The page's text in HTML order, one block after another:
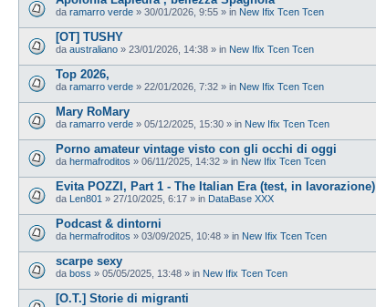
da ramarro verde » 30/01/2026, 9:55 » in New Ifix Tcen Tcen
[OT] TUSHY
da australiano » 23/01/2026, 14:38 » in New Ifix Tcen Tcen
Top 2026,
da ramarro verde » 22/01/2026, 7:32 » in New Ifix Tcen Tcen
Mary RoMary
da ramarro verde » 05/12/2025, 15:30 » in New Ifix Tcen Tcen
Porno amateur vintage visto con gli occhi di oggi
da hermafroditos » 06/11/2025, 14:32 » in New Ifix Tcen Tcen
Evita POZZI, Part 1 - The Italian Era (test, in lavorazione)
da Len801 » 27/10/2025, 6:17 » in DataBase XXX
Podcast & dintorni
da hermafroditos » 03/09/2025, 10:48 » in New Ifix Tcen Tcen
scarpe sexy
da boss » 05/05/2025, 13:48 » in New Ifix Tcen Tcen
[O.T.] Storie di migranti